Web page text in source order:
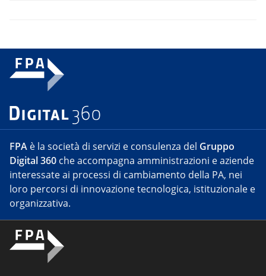
FPA è la società di servizi e consulenza del Gruppo
Digital 360 che accompagna amministrazioni e aziende
interessate ai processi di cambiamento della PA, nei
loro percorsi di innovazione tecnologica, istituzionale e
organizzativa.